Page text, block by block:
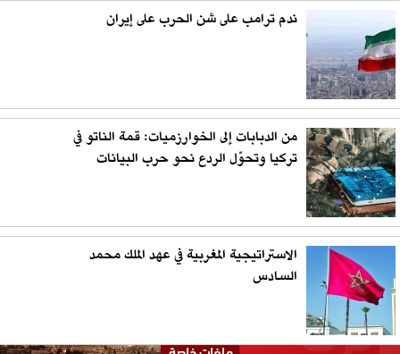
ندم ترامب على شن الحرب على إيران
من الدبابات إلى الخوارزميات: قمة الناتو في
تركيا وتحوّل الردع نحو حرب البيانات
الاستراتيجية المغربية في عهد الملك محمد
السادس